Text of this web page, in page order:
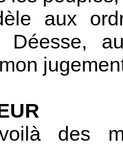
aux
Déesse,
des